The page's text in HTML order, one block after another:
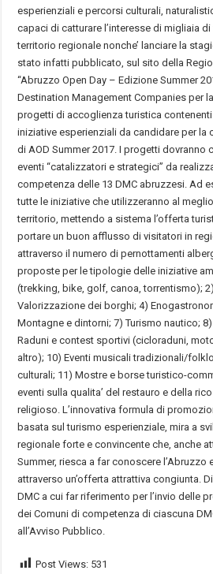
esperienziali e percorsi culturali,
capaci di catturare l’interesse di migliaia di
territorio regionale nonche’ lanciare la
stato infatti pubblicato, sul sito della
“Abruzzo Open Day – Edizione Summer
Destination Management Companies per
progetti di accoglienza turistica
iniziative esperienziali da candidare per la
di AOD Summer 2017. I progetti dovranno
eventi “catalizzatori e strategici” da
competenza delle 13 DMC abruzzesi. Ad
tutte le iniziative che utilizzeranno al
territorio, mettendo a sistema l’offerta
portare un buon afflusso di visitatori in
attraverso il numero di pernottamenti
proposte per le tipologie delle iniziative
(trekking, bike, golf, canoa, torrentismo);
Valorizzazione dei borghi; 4)
Montagne e dintorni; 7) Turismo nautico;
Raduni e contest sportivi (cicloraduni,
altro); 10) Eventi musicali tradizionali/
culturali; 11) Mostre e borse turistico-
eventi sulla qualita’ del restauro e della
religioso. L’innovativa formula di
basata sul turismo esperienziale, mira a
regionale forte e convincente che, anche
Summer, riesca a far conoscere l’Abruzzo
attraverso un’offerta attrattiva congiunta.
DMC a cui far riferimento per l’invio delle
dei Comuni di competenza di ciascuna
all’Avviso Pubblico.
Post Views: 531